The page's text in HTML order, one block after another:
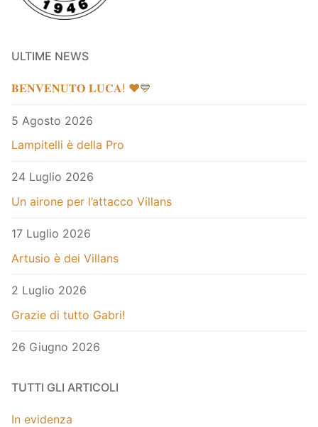
ULTIME NEWS
𝐁𝐄𝐍𝐕𝐄𝐍𝐔𝐓𝐎 𝐋𝐔𝐂𝐀! ❤️💙
5 Agosto 2026
Lampitelli è della Pro
24 Luglio 2026
Un airone per l’attacco Villans
17 Luglio 2026
Artusio è dei Villans
2 Luglio 2026
Grazie di tutto Gabri!
26 Giugno 2026
TUTTI GLI ARTICOLI
In evidenza